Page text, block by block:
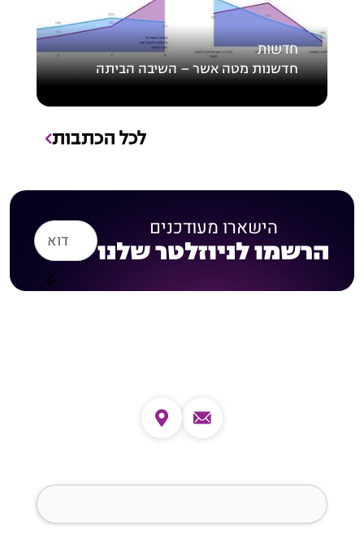
חדשות
חדשנות מטה אשר – השיבה הביתה
לכל הכתבות
הישארו מעודכנים
הרשמו לניוזלטר שלנו